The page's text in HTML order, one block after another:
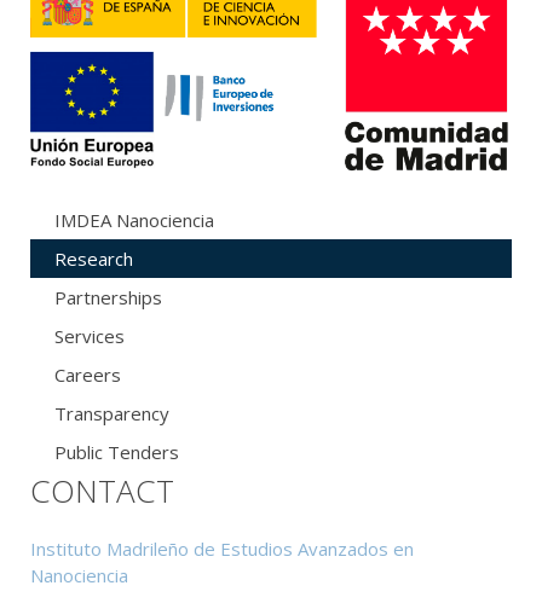
IMDEA Nanociencia
Research
Partnerships
Services
Careers
Transparency
Public Tenders
CONTACT
Instituto Madrileño de Estudios Avanzados en
Nanociencia